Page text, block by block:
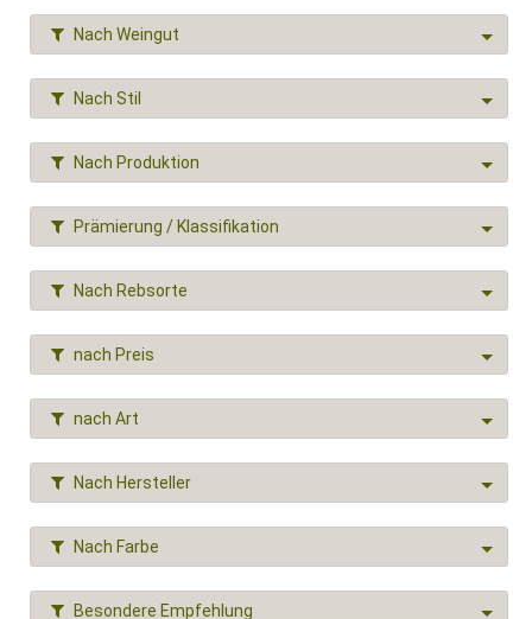
Nach Weingut
Nach Stil
Nach Produktion
Prämierung / Klassifikation
Nach Rebsorte
nach Preis
nach Art
Nach Hersteller
Nach Farbe
Besondere Empfehlung